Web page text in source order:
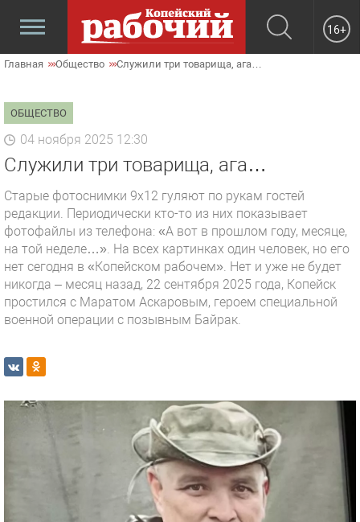
16+
Главная Общество Служили три товарища, ага…
ОБЩЕСТВО
04 ноября 2025 12:30
Служили три товарища, ага…
Старые фотоснимки 9х12 гуляют по рукам гостей
редакции. Периодически кто-то из них показывает
фотофайлы из телефона: «А вот в прошлом году, месяце,
на той неделе…». На всех картинках один человек, но его
нет сегодня в «Копейском рабочем». Нет и уже не будет
никогда – месяц назад, 22 сентября 2025 года, Копейск
простился с Маратом Аскаровым, героем специальной
военной операции с позывным Байрак.